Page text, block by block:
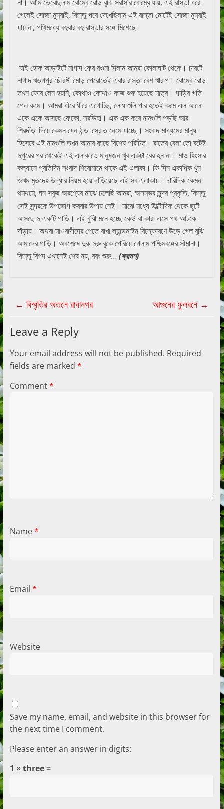
গেলেই সোজা মুম্বাই, কিন্তু পরে দেখেছিলাম এই রাস্তা মোটেই সোজা মুম্বাই
যায় না, পথিমধ্যে বহুবার বহু রাস্তার সঙ্গে মিশেছে।
যাই হোক আড়াইটে নাগাদ ফের রওনা দিলাম আমরা কোলাঘাট থেকে। চারটে
নাগাদ খড়গপুর চৌরঙ্গী মোড় পেরোতেই এবার রাস্তা বেশ খারাপ। বোম্বে রোড
তখন ফোর লেন হয়নি, কোথাও কোথাও কাজ শুরু হয়েছে মাত্র। গাড়ির গতি
গেল কমে। আমরা ধীরে ধীরে এগোচ্ছি, লোধাশুলি পার হতেই কমে এল আলো
একে একে আসছে ফেকো, সরডিহা। এক এক করে নামগুলি পড়ছি আর
শিরদাঁড়া দিয়ে কেমন যেন ঠান্ডা স্রোত নেমে যাচ্ছে। সংবাদ মাধ্যমের মানুষ
হিসেবে এই নামগুলি তখন আমার কাছে বিশেষ পরিচিত। রাতের বেলা তো বটেই
দুপুরের পর থেকেই এই এলাকাতে মানুষজন খুব একটা বের হন না। মাও হিংসার
কল্যানে প্রতিদিন সংবাদ শিরোনামে থাকে এই এলাকা। ফি দিন একাধিক খুন
জখম মৃতদেহ উদ্ধার নিয়ম হয়ে দাঁড়িয়েছে এই সব এলাকায়। চারিদিক কেমন
থমথমে, ঘন সবুজ অরণ্যের মাঝে চলেছি আমরা, অসম্ভব সুন্দর প্রকৃতি, কিন্তু
সেই সুন্দরকে উপভোগ করবার উপায় নেই। মাঝে মধ্যে উল্টোদিক থেকে ছুটে
আসছে দু একটি গাড়ি। এই বুঝি মনে হচ্ছে কেউ বা কারা এসে পথ আটকে
দাঁড়ায়। অথবা মাওবাদীদের পেতে রাখা ল্যান্ডমাইন বিস্ফোরণে উড়ে গেল বুঝি
আমাদের গাড়ি। অবশেষে দুরু দুরু বুকে পেরিয়ে গেলাম পশ্চিমবঙ্গের সীমানা।
কিন্তু বিপদ এখানেই শেষ নয়, বরং শুরু…(ক্রমশ)
← বিস্মৃতির অতলে রাধানগর আগুনের ফুলবনে →
Leave a Reply
Your email address will not be published. Required
fields are marked *
Comment*
Name*
Email *
Website
Save my name, email, and website in this browser for
the next time I comment.
Please enter an answer in digits:
1 × three =